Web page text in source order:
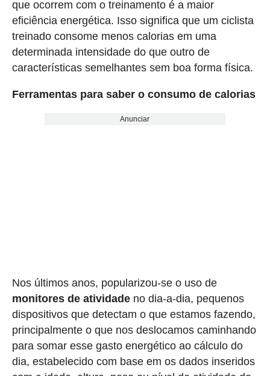
que ocorrem com o treinamento é a maior
eficiência energética. Isso significa que um ciclista
treinado consome menos calorias em uma
determinada intensidade do que outro de
características semelhantes sem boa forma física.
Ferramentas para saber o consumo de calorias
Anunciar
Nos últimos anos, popularizou-se o uso de
monitores de atividadeno dia-a-dia, pequenos
dispositivos que detectam o que estamos fazendo,
principalmente o que nos deslocamos caminhando
para somar esse gasto energético ao cálculo do
dia, estabelecido com base em os dados inseridos